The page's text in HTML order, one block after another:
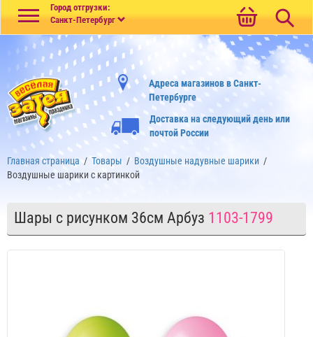
Город отгрузки:
Санкт-Петербург
Адреса магазинов в Санкт-
Петербурге
Доставка на следующий день или
почтой России
Главная страница / Товары / Воздушные надувные шарики /
Воздушные шарики с картинкой
Шары с рисунком 36см Арбуз 1103-1799